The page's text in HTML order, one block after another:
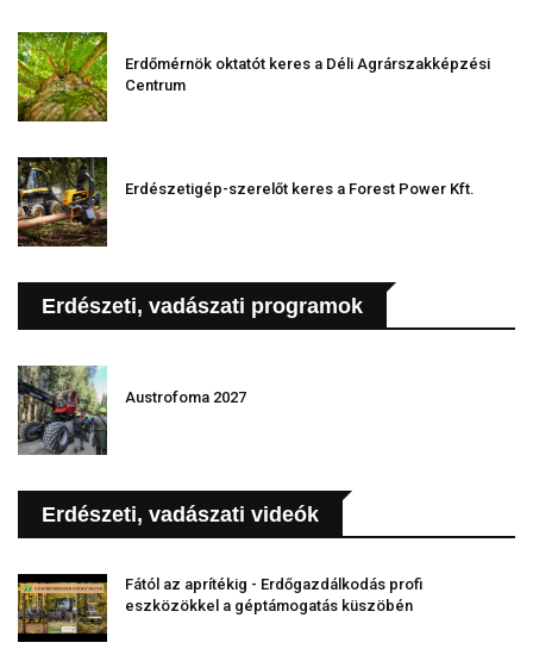
Erdőmérnök oktatót keres a Déli Agrárszakképzési
Centrum
Erdészetigép-szerelőt keres a Forest Power Kft.
Erdészeti, vadászati programok
Austrofoma 2027
Erdészeti, vadászati videók
Fától az aprítékig - Erdőgazdálkodás profi
eszközökkel a géptámogatás küszöbén